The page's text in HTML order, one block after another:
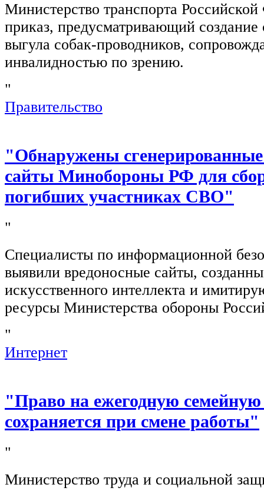
Министерство транспорта
приказ, предусматривающий создание
выгула собак-проводников,
инвалидностью по зрению.
"
Правительство
"Обнаружены
сайты Минобороны РФ для
погибших участниках СВО"
"
Специалисты по информационной
выявили вредоносные сайты,
искусственного интеллекта и
ресурсы Министерства обороны
"
Интернет
"Право на ежегодную
сохраняется при смене работы"
"
Министерство труда и социальной